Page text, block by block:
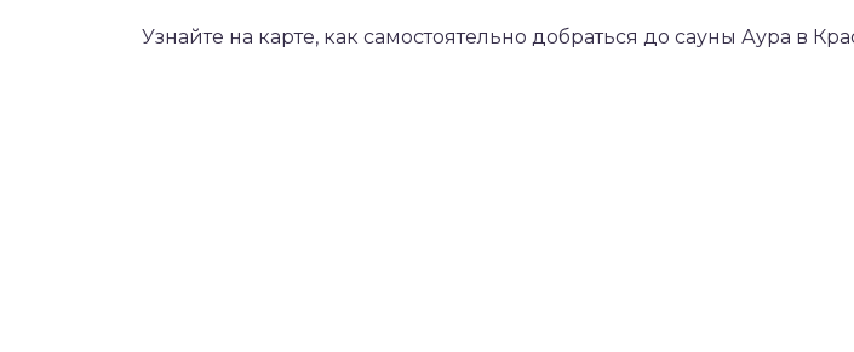
Узнайте на карте, как самостоятельно добраться до сауны Аура в